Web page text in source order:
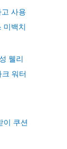
사용
미백치
웰리
워터
이 쿠션